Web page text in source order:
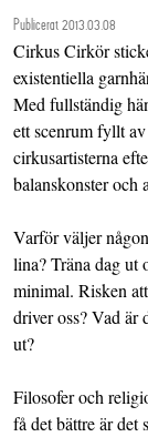
Publicerat 2013.03.08
Cirkus Cirkör
existentiella
Med fullständig
ett scenrum fyllt
cirkusartisterna
balanskonster och
Varför väljer
lina? Träna dag ut
minimal. Risken
driver oss? Vad är
ut?
Filosofer och
få det bättre är det